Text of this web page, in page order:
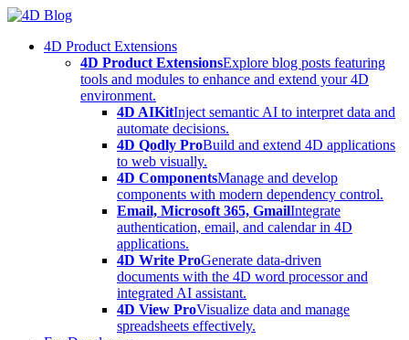
Skip
content4D Product Extensions
4D Product ExtensionsExplore blog posts featuring
tools and modules to enhance and extend your 4D
environment.
4D AIKitInject semantic AI to interpret data and
automate decisions.
4D Qodly ProBuild and extend 4D applications
to web visually.
4D ComponentsManage and develop
components with modern dependency control.
Email, Microsoft 365, GmailIntegrate
authentication, email, and calendar in 4D
applications.
4D Write ProGenerate data-driven
documents with the 4D word processor and
integrated AI assistant.
4D View ProVisualize data and manage
spreadsheets effectively.